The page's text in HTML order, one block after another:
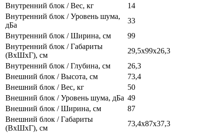
Внутренний блок / Вес, кг
14
Внутренний блок / Уровень шума,
дБа
33
Внутренний блок / Ширина, см
99
Внутренний блок / Габариты
(ВхШхГ), см
29,5x99x26,3
Внутренний блок / Глубина, см
26,3
Внешний блок / Высота, см
73,4
Внешний блок / Вес, кг
50
Внешний блок / Уровень шума, дБа 49
Внешний блок / Ширина, см
87
Внешний блок / Габариты
(ВхШхГ), см
73,4х87х37,3